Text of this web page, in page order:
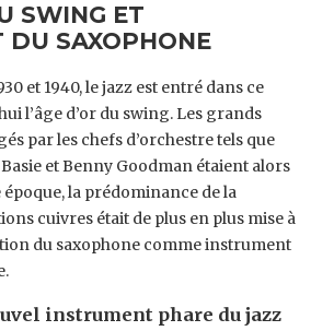
SWING ET
DU SAXOPHONE
et 1940, le jazz est entré dans ce
l’âge d’or du swing. Les grands
par les chefs d’orchestre tels que
et Benny Goodman étaient alors
la prédominance de la
cuivres était de plus en plus mise à
du saxophone comme instrument
instrument phare du jazz